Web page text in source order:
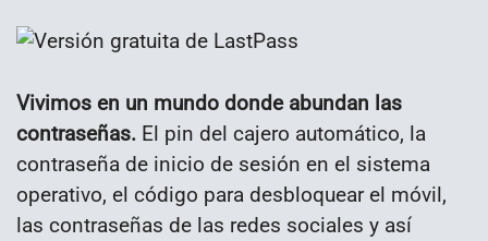
Vivimos en un mundo donde abundan las
contraseñas. El pin del cajero automático, la
contraseña de inicio de sesión en el sistema
operativo, el código para desbloquear el móvil,
las contraseñas de las redes sociales y así